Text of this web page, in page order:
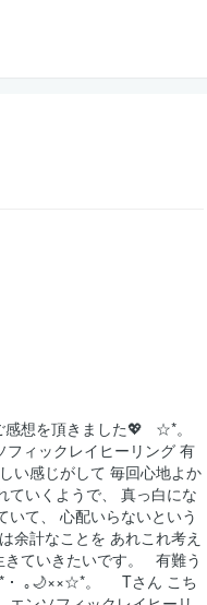
想を頂きました💖 ⁡ ⁡ ☆*。
ィックレイヒーリング 有
い感じがして 毎回心地よか
ていくようで、 真っ白にな
いて、 心配いらないという
計なことを あれこれ考え
ていきたいです。 ⁡ ⁡ 有難う
｡🌙××☆*。 ⁡ ⁡ ⁡ ⁡ Tさん こち